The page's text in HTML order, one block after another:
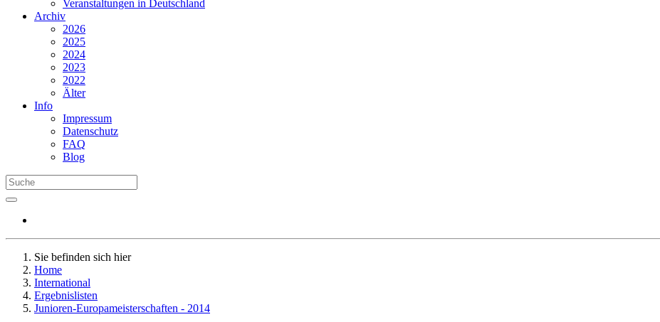
Veranstaltungen in Deutschland
Archiv
2026
2025
2024
2023
2022
Älter
Info
Impressum
Datenschutz
FAQ
Blog
Sie befinden sich hier
Home
International
Ergebnislisten
Junioren-Europameisterschaften - 2014